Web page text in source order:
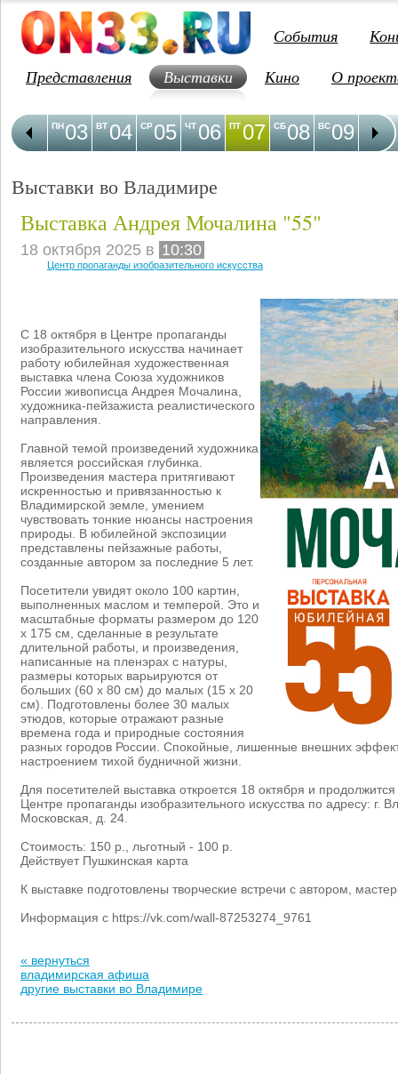
События
Представления
Выставки Кино О
03
ПН 04
ВТ 05
СР 06
ЧТ 07
ПТ 08
СБ 09
ВС 10
ПН
Выставки во Владимире
Выставка Андрея Мочалина "55"
18 октября 2025 в 10:30
Центр пропаганды изобразительного искусства
С 18 октября в Центре пропаганды
изобразительного искусства начинает
работу юбилейная художественная
выставка члена Союза художников
России живописца Андрея Мочалина,
художника-пейзажиста реалистического
направления.
Главной темой произведений художника
является российская глубинка.
Произведения мастера притягивают
искренностью и привязанностью к
Владимирской земле, умением
чувствовать тонкие нюансы настроения
природы. В юбилейной экспозиции
представлены пейзажные работы,
созданные автором за последние 5 лет.
Посетители увидят около 100 картин,
выполненных маслом и темперой. Это и
масштабные форматы размером до 120
х 175 см, сделанные в результате
длительной работы, и произведения,
написанные на пленэрах с натуры,
размеры которых варьируются от
больших (60 х 80 см) до малых (15 х 20
см). Подготовлены более 30 малых
этюдов, которые отражают разные
времена года и природные состояния
разных городов России. Спокойные, лишенные внешних
настроением тихой будничной жизни.
Для посетителей выставка откроется 18 октября и
Центре пропаганды изобразительного искусства по адресу: г.
Московская, д. 24.
Стоимость: 150 р., льготный - 100 р.
Действует Пушкинская карта
К выставке подготовлены творческие встречи с автором,
Информация с https://vk.com/wall-87253274_9761
« вернуться
владимирская афиша
другие выставки во Владимире